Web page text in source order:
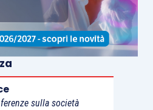
sulla società